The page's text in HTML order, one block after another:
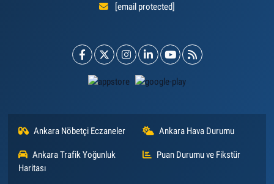
[email protected]
Ankara Nöbetçi Eczaneler Ankara Hava Durumu
Ankara Trafik Yoğunluk
Haritası
Puan Durumu ve Fikstür